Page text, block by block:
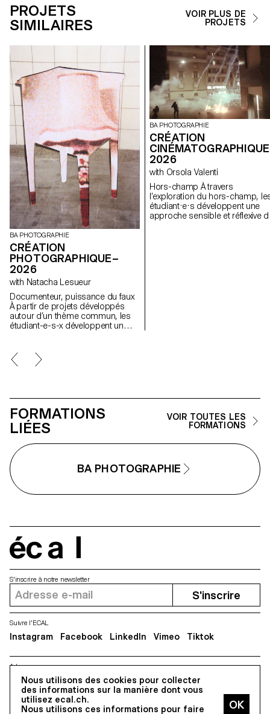
PROJETS
SIMILAIRES
VOIR PLUS DE
PROJETS
BA PHOTOGRAPHIE
CRÉATION
PHOTOGRAPHIQUE–
2026
with Natacha Lesueur
Documenteur, puissance du faux
À partir de projets développés
autour d’un thème commun, les
étudiant-e-s-x développent un
semblant. Iels construisent un
projet qui joue avec les limites de
BA PHOTOGRAPHIE
CRÉATION
2026
with Orsola Valenti
Hors-champ À travers
l’exploration du hors-champ,
étudiant·e·s développent une
approche sensible et réflexive
FORMATIONS
LIÉES
VOIR TOUTES LES
FORMATIONS
BA PHOTOGRAPHIE
Nous utilisons des cookies pour collecter
des informations sur la manière dont vous
utilisez ecal.ch.
Nous utilisons ces informations pour faire
Adresse
5, avenue du Temple, CH-1020 Renens
S'inscrire à notre newsletter
S'inscrire
Suivre l'ECAL
Instagram Facebook LinkedIn Vimeo Tiktok
Tous droits réservés @2026